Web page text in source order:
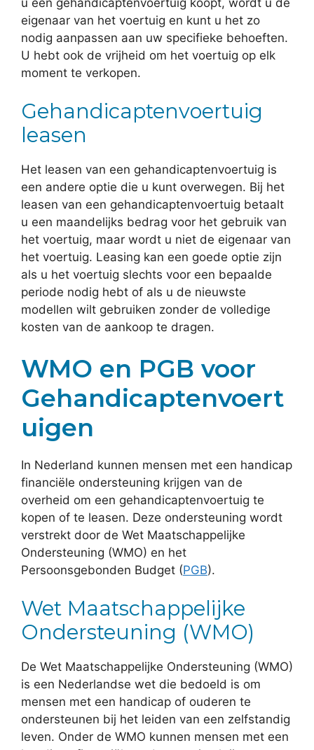
eigenaar van het voertuig en kunt u het zo
nodig aanpassen aan uw specifieke behoeften.
U hebt ook de vrijheid om het voertuig op elk
moment te verkopen.
Gehandicaptenvoertuig
leasen
Het leasen van een gehandicaptenvoertuig is
een andere optie die u kunt overwegen. Bij het
leasen van een gehandicaptenvoertuig betaalt
u een maandelijks bedrag voor het gebruik van
het voertuig, maar wordt u niet de eigenaar van
het voertuig. Leasing kan een goede optie zijn
als u het voertuig slechts voor een bepaalde
periode nodig hebt of als u de nieuwste
modellen wilt gebruiken zonder de volledige
kosten van de aankoop te dragen.
WMO en PGB voor
Gehandicaptenvoert
uigen
In Nederland kunnen mensen met een handicap
financiële ondersteuning krijgen van de
overheid om een gehandicaptenvoertuig te
kopen of te leasen. Deze ondersteuning wordt
verstrekt door de Wet Maatschappelijke
Ondersteuning (WMO) en het
Persoonsgebonden Budget (PGB).
Wet Maatschappelijke
Ondersteuning (WMO)
De Wet Maatschappelijke Ondersteuning (WMO)
is een Nederlandse wet die bedoeld is om
mensen met een handicap of ouderen te
ondersteunen bij het leiden van een zelfstandig
leven. Onder de WMO kunnen mensen met een